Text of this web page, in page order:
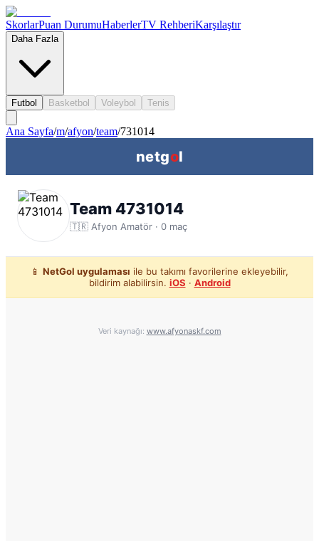
SkorlarPuan DurumuHaberlerTV RehberiKarşılaştır
Daha Fazla
Futbol Basketbol Voleybol Tenis
Ana Sayfa/m/afyon/team/731014
netgol
Team 4731014
🇹🇷 Afyon Amatör · 0 maç
📱 NetGol uygulaması ile bu takımı favorilerine ekleyebilir,
bildirim alabilirsin. iOS · Android
Veri kaynağı: www.afyonaskf.com